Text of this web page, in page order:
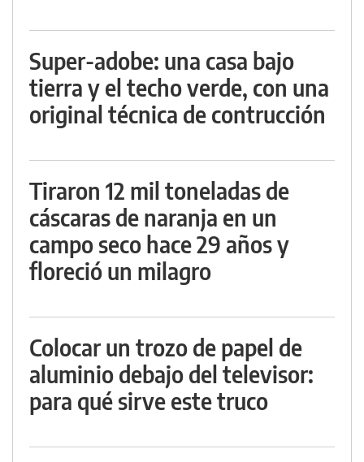
Super-adobe: una casa bajo
tierra y el techo verde, con una
original técnica de contrucción
Tiraron 12 mil toneladas de
cáscaras de naranja en un
campo seco hace 29 años y
floreció un milagro
Colocar un trozo de papel de
aluminio debajo del televisor:
para qué sirve este truco